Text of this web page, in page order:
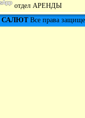
отдел АРЕНДЫ
САЛЮТВсе права